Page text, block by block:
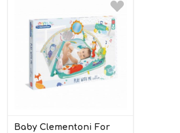
Baby Clementoni For